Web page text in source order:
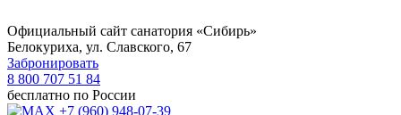
Официальный сайт санатория «Сибирь»
Белокуриха, ул. Славского, 67
Забронировать
8 800 707 51 84
бесплатно по России
+7 (960) 948-07-39